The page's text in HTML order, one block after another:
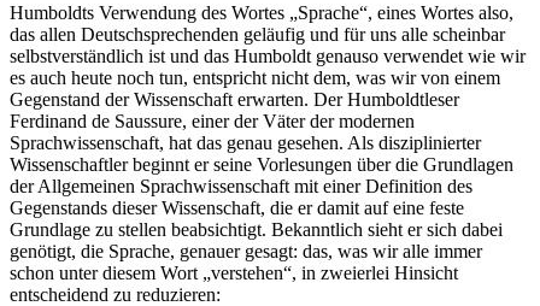
Humboldts Verwendung des Wortes „Sprache“, eines Wortes also,
das allen Deutschsprechenden geläufig und für uns alle scheinbar
selbstverständlich ist und das Humboldt genauso verwendet wie wir
es auch heute noch tun, entspricht nicht dem, was wir von einem
Gegenstand der Wissenschaft erwarten. Der Humboldtleser
Ferdinand de Saussure, einer der Väter der modernen
Sprachwissenschaft, hat das genau gesehen. Als disziplinierter
Wissenschaftler beginnt er seine Vorlesungen überdie Grundlagen
der Allgemeinen Sprachwissenschaft mit einer Definition des
Gegenstands dieser Wissenschaft, die er damit auf eine feste
Grundlage zu stellen beabsichtigt. Bekanntlich sieht er sich dabei
genötigt, die Sprache, genauer gesagt: das, was wir alle immer
schon unter diesem Wort „verstehen“, in zweierlei Hinsicht
entscheidend zu reduzieren: